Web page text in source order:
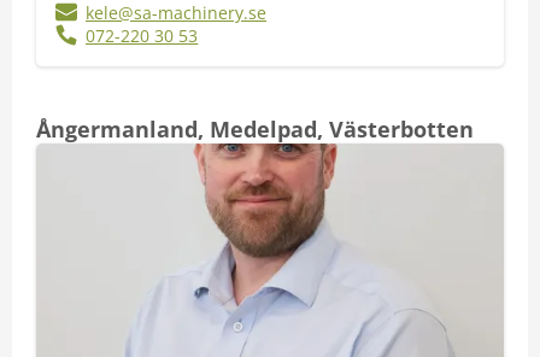
kele@sa-machinery.se
072-220 30 53
Ångermanland, Medelpad, Västerbotten